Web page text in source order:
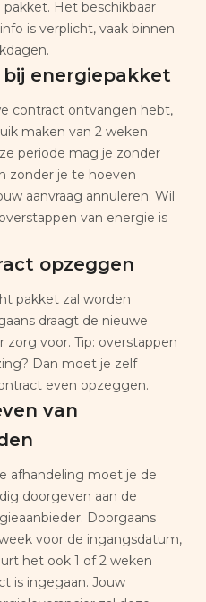
Het beschikbaar
is verplicht, vaak binnen
energiepakket
contract ontvangen hebt,
maken van 2 weken
periode mag je zonder
zonder je te hoeven
aanvraag annuleren. Wil
van energie is
opzeggen
pakket zal worden
draagt de nieuwe
zorg voor. Tip: overstappen
Dan moet je zelf
even opzeggen.
van
afhandeling moet je de
doorgeven aan de
Doorgaans
voor de ingangsdatum,
het ook 1 of 2 weken
is ingegaan. Jouw